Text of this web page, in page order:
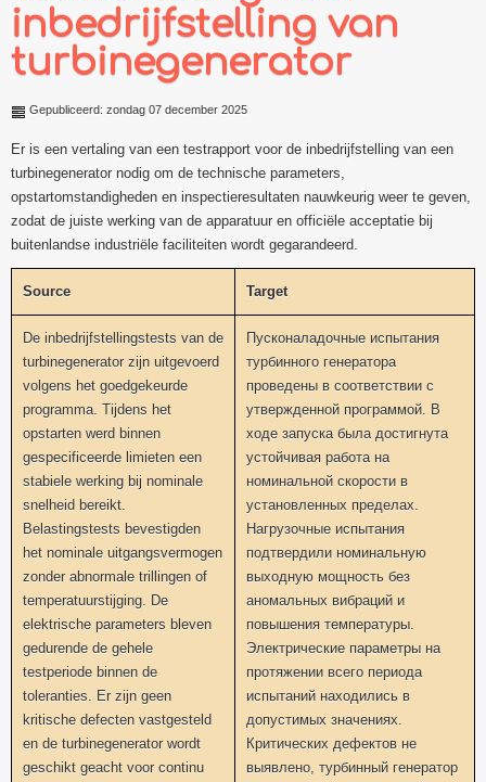
inbedrijfstelling van
turbinegenerator
Gepubliceerd: zondag 07 december 2025
Er is een vertaling van een testrapport voor de inbedrijfstelling van een
turbinegenerator nodig om de technische parameters,
opstartomstandigheden en inspectieresultaten nauwkeurig weer te geven,
zodat de juiste werking van de apparatuur en officiële acceptatie bij
buitenlandse industriële faciliteiten wordt gegarandeerd.
Source Target
De inbedrijfstellingstests van de
turbinegenerator zijn uitgevoerd
volgens het goedgekeurde
programma. Tijdens het
opstarten werd binnen
gespecificeerde limieten een
stabiele werking bij nominale
snelheid bereikt.
Belastingstests bevestigden
het nominale uitgangsvermogen
zonder abnormale trillingen of
temperatuurstijging. De
elektrische parameters bleven
gedurende de gehele
testperiode binnen de
toleranties. Er zijn geen
kritische defecten vastgesteld
en de turbinegenerator wordt
geschikt geacht voor continu
Пусконаладочные испытания
турбинного генератора
проведены в соответствии с
утвержденной программой. В
ходе запуска была достигнута
устойчивая работа на
номинальной скорости в
установленных пределах.
Нагрузочные испытания
подтвердили номинальную
выходную мощность без
аномальных вибраций и
повышения температуры.
Электрические параметры на
протяжении всего периода
испытаний находились в
допустимых значениях.
Критических дефектов не
выявлено, турбинный генератор